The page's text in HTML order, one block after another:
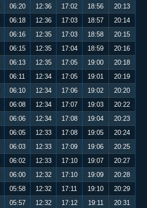
06:20 12:36 17:02 18:56
20:13
06:18 12:36 17:03 18:57
20:14
06:16 12:35 17:03 18:58
20:15
06:15 12:35 17:04 18:59
20:16
06:13 12:35 17:05 19:00
20:18
06:11 12:34 17:05 19:01
20:19
06:10 12:34 17:06 19:02
20:20
06:08 12:34 17:07 19:03
20:22
06:06 12:34 17:08 19:04
20:23
06:05 12:33 17:08 19:05
20:24
06:03 12:33 17:09 19:06
20:25
06:02 12:33 17:10 19:07
20:27
06:00 12:32 17:10 19:09
20:28
05:58 12:32 17:11 19:10
20:29
05:57 12:32 17:12 19:11 20:31